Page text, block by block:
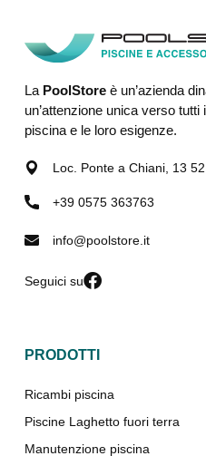
La PoolStoreè un’azienda
un’attenzione unica verso
piscina e le loro esigenze.
Loc. Ponte a Chiani, 13
+39 0575 363763
info@poolstore.it
Seguici su
PRODOTTI
Ricambi piscina
Piscine Laghetto fuori terra
Manutenzione piscina